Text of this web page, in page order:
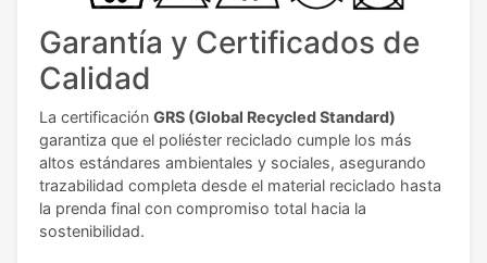
Garantía y Certificados de
Calidad
La certificación GRS (Global Recycled Standard)
garantiza que el poliéster reciclado cumple los más
altos estándares ambientales y sociales, asegurando
trazabilidad completa desde el material reciclado hasta
la prenda final con compromiso total hacia la
sostenibilidad.